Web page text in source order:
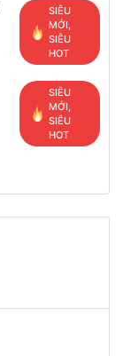
SIÊU
MỚI,
SIÊU
HOT
SIÊU
MỚI,
SIÊU
HOT